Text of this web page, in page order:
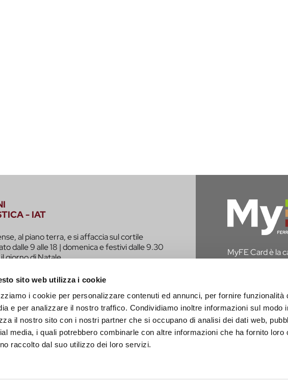
sito web utilizza i cookie
i cookie per personalizzare contenuti ed annunci, per fornire funzionalità
e per analizzare il nostro traffico. Condividiamo inoltre informazioni sul modo
il nostro sito con i nostri partner che si occupano di analisi dei dati web,
media, i quali potrebbero combinarle con altre informazioni che ha fornito loro
raccolto dal suo utilizzo dei loro servizi.
- IAT
al piano terra, e si affaccia sul cortile
dalle 9 alle 18 | domenica e festivi dalle 9.30
giorno di Natale.
0532-419190
E VUOI ESSERE CONTATTATO PER
INFERRARA?
MyFE Card è la
hai diritto
SCOPRI